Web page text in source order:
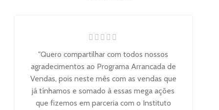
"Quero compartilhar com todos nossos
agradecimentos ao Programa Arrancada de
Vendas, pois neste mês com as vendas que
já tínhamos e somado à essas mega ações
que fizemos em parceria com o Instituto